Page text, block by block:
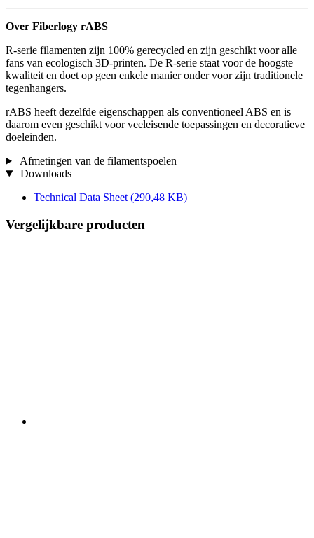
Over Fiberlogy rABS
R-serie filamenten zijn 100% gerecycled en zijn geschikt voor alle
fans van ecologisch 3D-printen. De R-serie staat voor de hoogste
kwaliteit en doet op geen enkele manier onder voor zijn traditionele
tegenhangers.
rABS heeft dezelfde eigenschappen als conventioneel ABS en is
daarom even geschikt voor veeleisende toepassingen en decoratieve
doeleinden.
Afmetingen van de filamentspoelen
Downloads
Technical Data Sheet (290,48 KB)
Vergelijkbare producten